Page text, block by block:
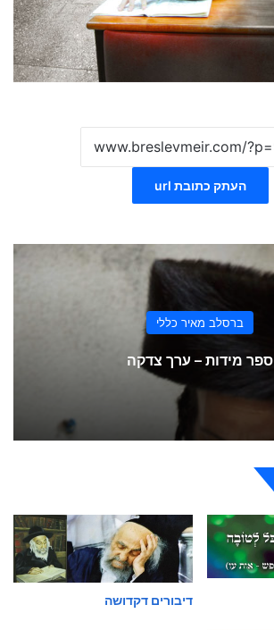
העתק כתובת url
ברסלב מאיר כללי
ספר מידות – ערך צדקה
דיבורים דקדושה